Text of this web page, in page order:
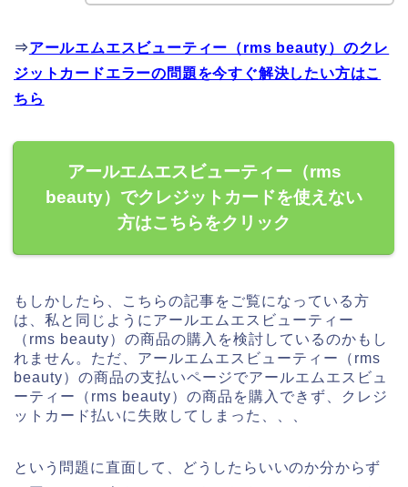
⇒アールエムエスビューティー（rms beauty）のクレ
ジットカードエラーの問題を今すぐ解決したい方はこ
ちら
アールエムエスビューティー（rms
beauty）でクレジットカードを使えない
方はこちらをクリック
もしかしたら、こちらの記事をご覧になっている方
は、私と同じようにアールエムエスビューティー
（rms beauty）の商品の購入を検討しているのかもし
れません。ただ、アールエムエスビューティー（rms
beauty）の商品の支払いページでアールエムエスビュ
ーティー（rms beauty）の商品を購入できず、クレジ
ットカード払いに失敗してしまった、、、
という問題に直面して、どうしたらいいのか分からず